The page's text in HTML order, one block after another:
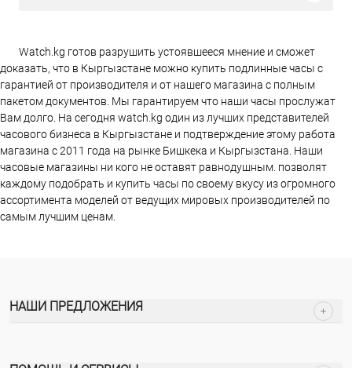
Watch.kg готов разрушить устоявшееся мнение и сможет
доказать, что в Кыргызстане можно купить подлинные часы с
гарантией от производителя и от нашего магазина с полным
пакетом документов. Мы гарантируем что наши часы прослужат
Вам долго. На сегодня watch.kg один из лучших представителей
часового бизнеса в Кыргызстане и подтверждение этому работа
магазина c 2011 года на рынке Бишкека и Кыргызстана. Наши
часовые магазины ни кого не оставят равнодушным. позволят
каждому подобрать и купить часы по своему вкусу из огромного
ассортимента моделей от ведущих мировых производителей по
самым лучшим ценам.
НАШИ ПРЕДЛОЖЕНИЯ